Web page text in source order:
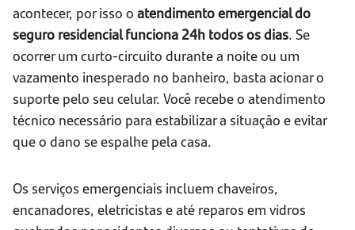
acontecer, por isso o atendimento emergencial do
seguro residencial funciona 24h todos os dias. Se
ocorrer um curto-circuito durante a noite ou um
vazamento inesperado no banheiro, basta acionar o
suporte pelo seu celular. Você recebe o atendimento
técnico necessário para estabilizar a situação e evitar
que o dano se espalhe pela casa.
Os serviços emergenciais incluem chaveiros,
encanadores, eletricistas e até reparos em vidros